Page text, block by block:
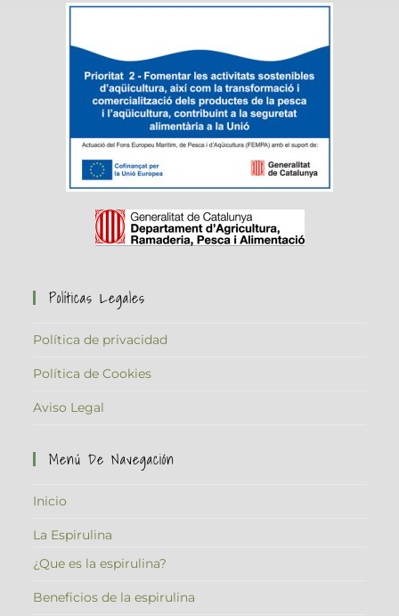
Políticas Legales
Política de privacidad
Política de Cookies
Aviso Legal
Menú De Navegación
Inicio
La Espirulina
¿Que es la espirulina?
Beneficios de la espirulina